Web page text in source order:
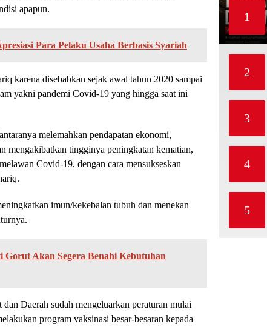
apapun.
Para Pelaku Usaha Berbasis Syariah
karena disebabkan sejak awal tahun 2020 sampai
yakni pandemi Covid-19 yang hingga saat ini
melemahkan pendapatan ekonomi,
mengakibatkan tingginya peningkatan kematian,
Covid-19, dengan cara mensukseskan
imun/kekebalan tubuh dan menekan
Akan Segera Benahi Kebutuhan
Daerah sudah mengeluarkan peraturan mulai
program vaksinasi besar-besaran kepada
1
2
3
4
5